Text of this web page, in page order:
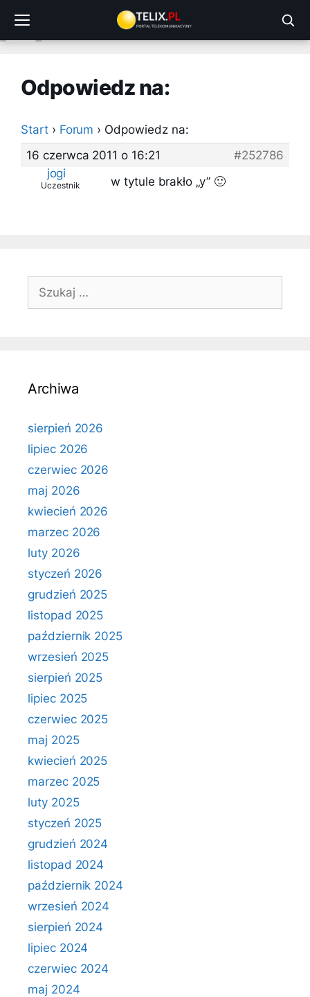
treści
Odpowiedz na:
Start › Forum › Odpowiedz na:
16 czerwca 2011 o 16:21
#252786
jogi
Uczestnik w tytule brakło „y” 🙂
Szukaj:
Archiwa
sierpień 2026
lipiec 2026
czerwiec 2026
maj 2026
kwiecień 2026
marzec 2026
luty 2026
styczeń 2026
grudzień 2025
listopad 2025
październik 2025
wrzesień 2025
sierpień 2025
lipiec 2025
czerwiec 2025
maj 2025
kwiecień 2025
marzec 2025
luty 2025
styczeń 2025
grudzień 2024
listopad 2024
październik 2024
wrzesień 2024
sierpień 2024
lipiec 2024
czerwiec 2024
maj 2024